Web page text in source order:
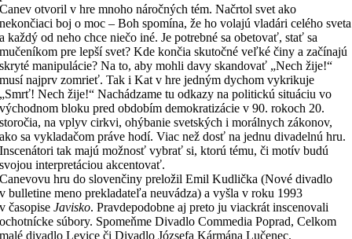
Canev otvoril v hre mnoho náročných tém. Načrtol svet ako
nekončiaci boj o moc – Boh spomína, že ho volajú vladári celého sveta
a každý od neho chce niečo iné. Je potrebné sa obetovať, stať sa
mučeníkom pre lepší svet? Kde končia skutočné veľké činy a začínajú
skryté manipulácie? Na to, aby mohli davy skandovať „Nech žije!“
musí najprv zomrieť. Tak i Kat v hre jedným dychom vykrikuje
„Smrť! Nech žije!“ Nachádzame tu odkazy na politickú situáciu vo
východnom bloku pred obdobím demokratizácie v 90. rokoch 20.
storočia, na vplyv cirkvi, ohýbanie svetských i morálnych zákonov,
ako sa vykladačom práve hodí. Viac než dosť na jednu divadelnú hru.
Inscenátori tak majú možnosť vybrať si, ktorú tému, či motív budú
svojou interpretáciou akcentovať.
Canevovu hru do slovenčiny preložil Emil Kudlička (Nové divadlo
v bulletine meno prekladateľa neuvádza) a vyšla v roku 1993
v časopiseJavisko. Pravdepodobne aj preto ju viackrát inscenovali
ochotnícke súbory. Spomeňme Divadlo Commedia Poprad, Celkom
malé divadlo Levice či Divadlo Józsefa Kármána Lučenec.